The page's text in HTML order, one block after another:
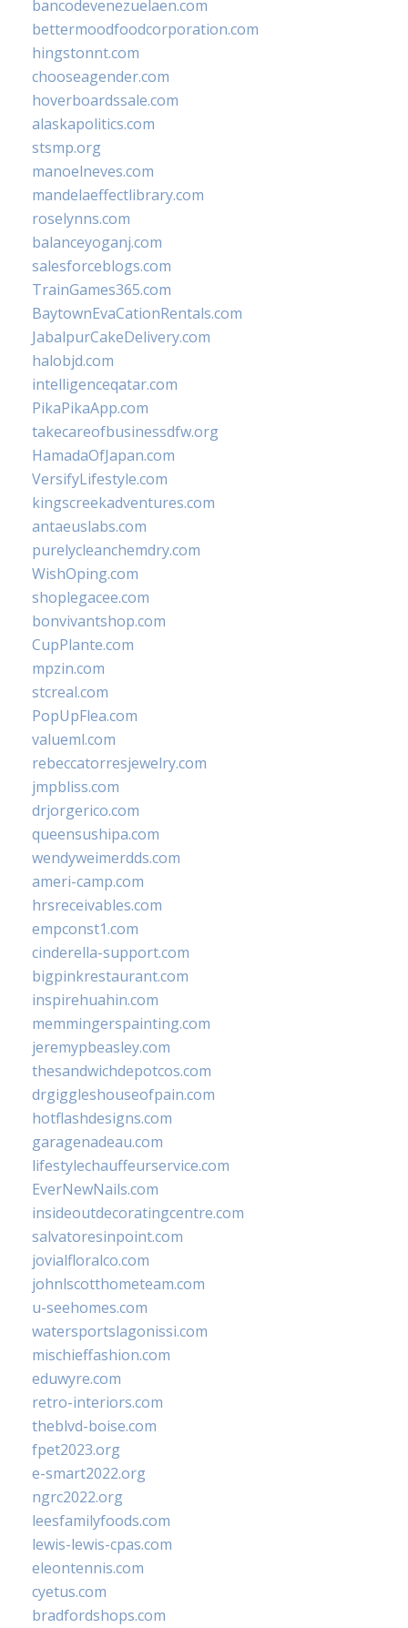
bancodevenezuelaen.com
bettermoodfoodcorporation.com
hingstonnt.com
chooseagender.com
hoverboardssale.com
alaskapolitics.com
stsmp.org
manoelneves.com
mandelaeffectlibrary.com
roselynns.com
balanceyoganj.com
salesforceblogs.com
TrainGames365.com
BaytownEvaCationRentals.com
JabalpurCakeDelivery.com
halobjd.com
intelligenceqatar.com
PikaPikaApp.com
takecareofbusinessdfw.org
HamadaOfJapan.com
VersifyLifestyle.com
kingscreekadventures.com
antaeuslabs.com
purelycleanchemdry.com
WishOping.com
shoplegacee.com
bonvivantshop.com
CupPlante.com
mpzin.com
stcreal.com
PopUpFlea.com
valueml.com
rebeccatorresjewelry.com
jmpbliss.com
drjorgerico.com
queensushipa.com
wendyweimerdds.com
ameri-camp.com
hrsreceivables.com
empconst1.com
cinderella-support.com
bigpinkrestaurant.com
inspirehuahin.com
memmingerspainting.com
jeremypbeasley.com
thesandwichdepotcos.com
drgiggleshouseofpain.com
hotflashdesigns.com
garagenadeau.com
lifestylechauffeurservice.com
EverNewNails.com
insideoutdecoratingcentre.com
salvatoresinpoint.com
jovialfloralco.com
johnlscotthometeam.com
u-seehomes.com
watersportslagonissi.com
mischieffashion.com
eduwyre.com
retro-interiors.com
theblvd-boise.com
fpet2023.org
e-smart2022.org
ngrc2022.org
leesfamilyfoods.com
lewis-lewis-cpas.com
eleontennis.com
cyetus.com
bradfordshops.com